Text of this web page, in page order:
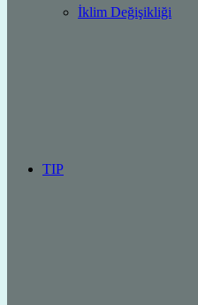
İklim Değişikliği
TIP